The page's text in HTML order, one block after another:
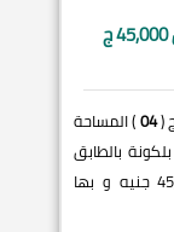
(
04) المساحة
تطل على تشمل 3 نوم 2 حمام 2 بلكونة بالطابق
الثالث تشطيب الشركة للإيجار مفروش 45,000 جنيه و بها